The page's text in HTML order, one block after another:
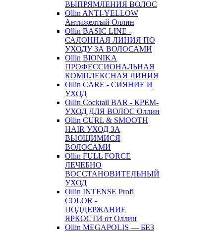
ВЫПРЯМЛЕНИЯ ВОЛОС
Ollin ANTI-YELLOW
Антижелтый Оллин
Ollin BASIC LINE -
САЛОННАЯ ЛИНИЯ ПО
УХОДУ ЗА ВОЛОСАМИ
Ollin BIONIKA
ПРОФЕССИОНАЛЬНАЯ
КОМПЛЕКСНАЯ ЛИНИЯ
Ollin CARE - СИЯНИЕ И
УХОД
Ollin Cocktail BAR - КРЕМ-
УХОД ДЛЯ ВОЛОС Оллин
Ollin CURL & SMOOTH
HAIR УХОД ЗА
ВЬЮЩИМИСЯ
ВОЛОСАМИ
Ollin FULL FORCE
ЛЕЧЕБНО
ВОССТАНОВИТЕЛЬНЫЙ
УХОД
Ollin INTENSE Profi
COLOR -
ПОДДЕРЖАНИЕ
ЯРКОСТИ от Оллин
Ollin MEGAPOLIS — БЕЗ